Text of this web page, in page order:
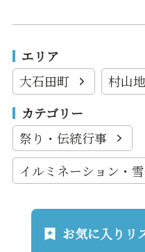
エリア
大石田町
村山
カテゴリー
祭り・伝統行事
イルミネーション・
お気に入りリ